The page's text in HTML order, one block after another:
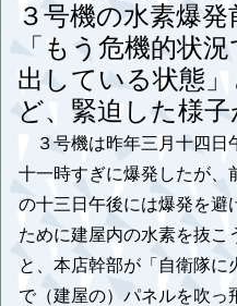
３号機の水素爆
「もう危機的状
出している状態
ど、緊迫した様
３号機は昨年三月十四日
十一時すぎに爆発したが、
の十三日午後には爆発を避
ために建屋内の水素を抜こ
と、本店幹部が「自衛隊に
で（建屋の）パネルを吹っ